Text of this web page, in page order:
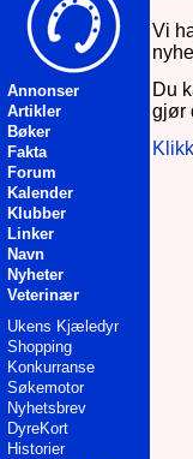
Annonser
Artikler
Bøker
Fakta
Forum
Kalender
Klubber
Linker
Navn
Nyheter
Veterinær
Ukens Kjæledyr
Shopping
Konkurranse
Søkemotor
Nyhetsbrev
DyreKort
Historier
Vi
Du
gjør